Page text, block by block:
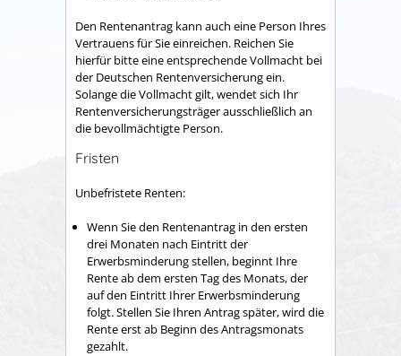
Den Rentenantrag kann auch eine Person Ihres
Vertrauens für Sie einreichen. Reichen Sie
hierfür bitte eine entsprechende Vollmacht bei
der Deutschen Rentenversicherung ein.
Solange die Vollmacht gilt, wendet sich Ihr
Rentenversicherungsträger ausschließlich an
die bevollmächtigte Person.
Fristen
Unbefristete Renten:
Wenn Sie den Rentenantrag in den ersten
drei Monaten nach Eintritt der
Erwerbsminderung stellen, beginnt Ihre
Rente ab dem ersten Tag des Monats, der
auf den Eintritt Ihrer Erwerbsminderung
folgt. Stellen Sie Ihren Antrag später, wird die
Rente erst ab Beginn des Antragsmonats
gezahlt.